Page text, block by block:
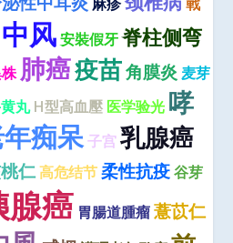
中风 安裝假牙 脊柱侧弯
肺癌疫苗角膜炎 麦芽
丸 H型高血壓 医学验光 哮
痴呆 子宫 乳腺癌
仁高危结节 柔性抗疫 谷芽
腺癌 胃腸道腫瘤 薏苡仁